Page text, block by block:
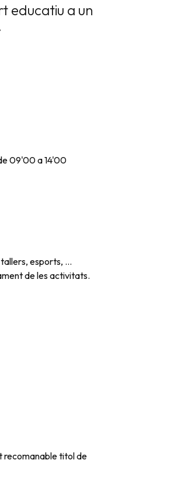
educatiu a un
09'00 a 14'00
esports, …
de les activitats.
recomanable titol de